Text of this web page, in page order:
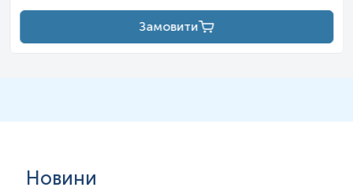
Замовити
Новини